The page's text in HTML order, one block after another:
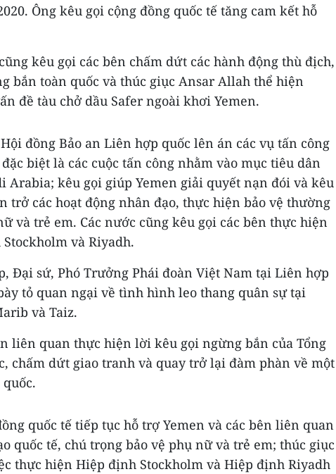
Ông kêu gọi cộng đồng quốc tế tăng cam kết hỗ
kêu gọi các bên chấm dứt các hành động thù địch,
bắn toàn quốc và thúc giục Ansar Allah thể hiện
đề tàu chở dầu Safer ngoài khơi Yemen.
đồng Bảo an Liên hợp quốc lên án các vụ tấn công
biệt là các cuộc tấn công nhằm vào mục tiêu dân
Arabia; kêu gọi giúp Yemen giải quyết nạn đói và kêu
trở các hoạt động nhân đạo, thực hiện bảo vệ thường
và trẻ em. Các nước cũng kêu gọi các bên thực hiện
và Riyadh.
Đại sứ, Phó Trưởng Phái đoàn Việt Nam tại Liên hợp
tỏ quan ngại về tình hình leo thang quân sự tại
và Taiz.
liên quan thực hiện lời kêu gọi ngừng bắn của Tổng
chấm dứt giao tranh và quay trở lại đàm phàn về một
quốc tế tiếp tục hỗ trợ Yemen và các bên liên quan
quốc tế, chú trọng bảo vệ phụ nữ và trẻ em; thúc giục
thực hiện Hiệp định Stockholm và Hiệp định Riyadh